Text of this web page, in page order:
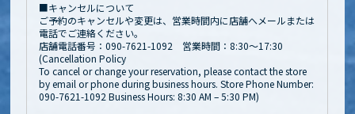
■キャンセルについて
ご予約のキャンセルや変更は、営業時間内に店舗へメールまたは
電話でご連絡ください。
店舗電話番号：090-7621-1092 営業時間：8:30～17:30
(Cancellation Policy
To cancel or change your reservation, please contact the store
by email or phone during business hours. Store Phone Number:
090-7621-1092 Business Hours: 8:30 AM – 5:30 PM)